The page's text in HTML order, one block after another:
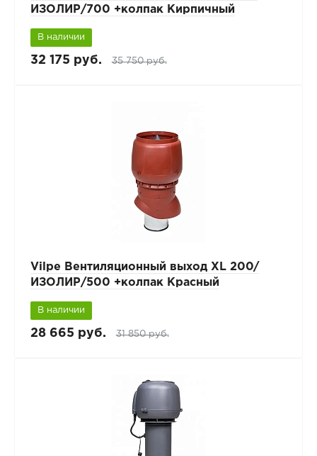
ИЗОЛИР/700 +колпак Кирпичный
В наличии
32 175 руб. 35 750 руб.
Vilpe Вентиляционный выход XL 200/
ИЗОЛИР/500 +колпак Красный
В наличии
28 665 руб. 31 850 руб.